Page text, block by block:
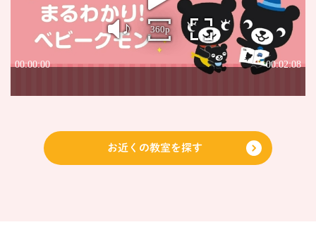
お近くの教室を探す